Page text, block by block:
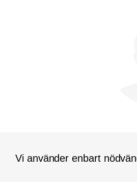
Vi använder enbart